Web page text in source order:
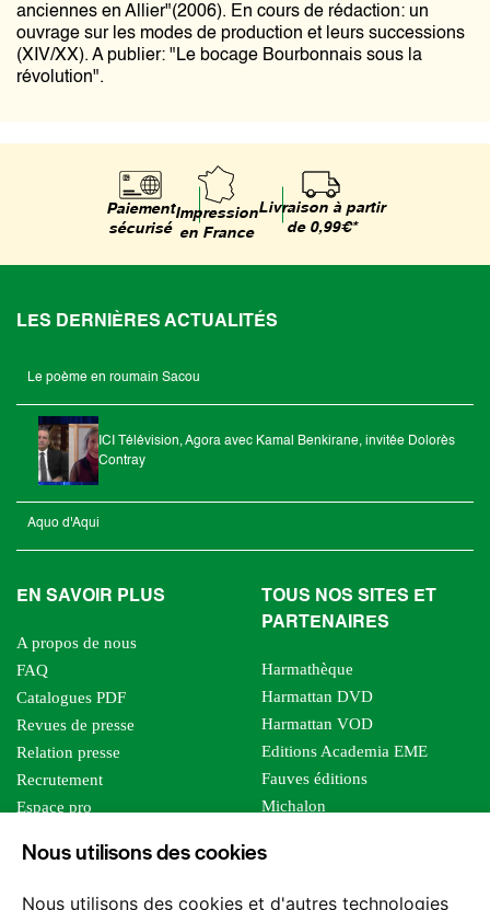
Nous utilisons des cookies
Nous utilisons des cookies et d'autres technologies
anciennes en Allier"(2006). En cours de rédaction: un
ouvrage sur les modes de production et leurs successions
(XIV/XX). A publier: "Le bocage Bourbonnais sous la
révolution".
Paiement
sécurisé
Impression
en France
Livraison à partir
de 0,99€*
LES DERNIÈRES ACTUALITÉS
Le poème en roumain Sacou
ICI Télévision, Agora avec Kamal Benkirane, invitée Dolorès
Contray
Aquo d'Aqui
EN SAVOIR PLUS
A propos de nous
FAQ
Catalogues PDF
Revues de presse
Relation presse
Recrutement
Espace pro
Foreign rights
TOUS NOS SITES ET
PARTENAIRES
Harmathèque
Harmattan DVD
Harmattan VOD
Editions Academia EME
Fauves éditions
Michalon
Editions Sutton